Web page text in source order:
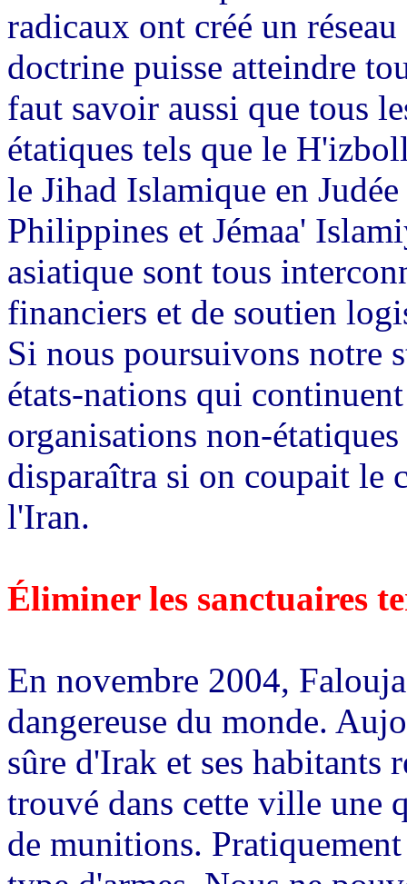
radicaux ont créé un
doctrine puisse atteindre
faut savoir aussi que tous
étatiques tels que le
le Jihad Islamique en
Philippines et Jémaa'
asiatique sont tous
financiers et de soutien
Si nous poursuivons notre
états-nations qui
organisations non-
disparaîtra si on coupait le
l'Iran.
Éliminer les sanctuaires
En novembre 2004,
dangereuse du monde.
sûre d'Irak et ses habitants
trouvé dans cette ville une
de munitions.